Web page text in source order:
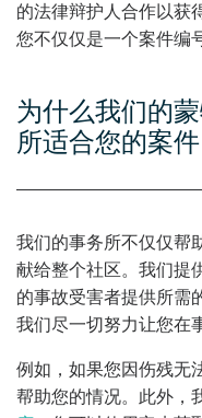
的法律辩护人合作以获
您不仅仅是一个案件编
为什么我们的
所适合您的案件
我们的事务所不仅仅帮
献给整个社区。我们提
的事故受害者提供所需
我们尽一切努力让您在
例如，如果您因伤残无
帮助您的情况。此外，